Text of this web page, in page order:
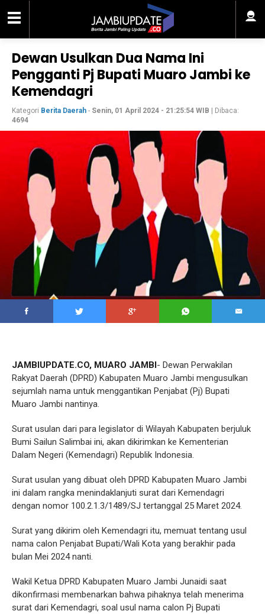
Dewan Usulkan Dua Nama Ini
Pengganti Pj Bupati Muaro Jambi ke
Kemendagri
Kategori Berita Daerah - Senin, 01 April 2024 - 21:25:54 WIB | Dibaca:
4694
JAMBIUPDATE.CO, MUARO JAMBI- Dewan Perwakilan
Rakyat Daerah (DPRD) Kabupaten Muaro Jambi mengusulkan
sejumlah nama untuk menggantikan Penjabat (Pj) Bupati
Muaro Jambi nantinya.
Surat usulan dari para legislator di Wilayah Kabupaten berjuluk
Bumi Sailun Salimbai ini, akan dikirimkan ke Kementerian
Dalam Negeri (Kemendagri) Republik Indonesia.
Surat usulan yang dibuat oleh DPRD Kabupaten Muaro Jambi
ini dalam rangka menindaklanjuti surat dari Kemendagri
dengan nomor 100.2.1.3/1489/SJ tertanggal 25 Maret 2024.
Surat yang dikirim oleh Kemendagri itu, memuat tentang usul
nama calon Penjabat Bupati/Wali Kota yang berakhir pada
bulan Mei 2024 nanti.
Wakil Ketua DPRD Kabupaten Muaro Jambi Junaidi saat
dikonfirmasi membenarkan bahwa pihaknya telah menerima
surat dari Kemendagri, soal usul nama calon Pj Bupati